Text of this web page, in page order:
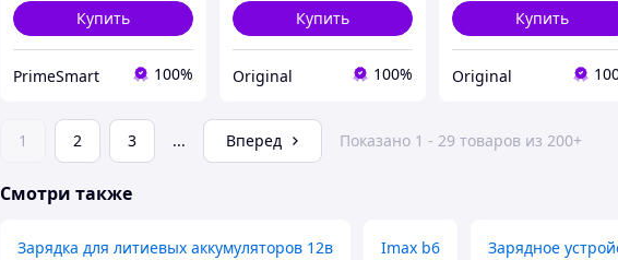
Купить
PrimeSmart 100%
Купить
Original 100%
Купить
Original
1 2 3 ... Вперед Показано 1 - 29 товаров из 200+
Смотри также
Зарядка для литиевых аккумуляторов 12в Imax b6 Зарядное